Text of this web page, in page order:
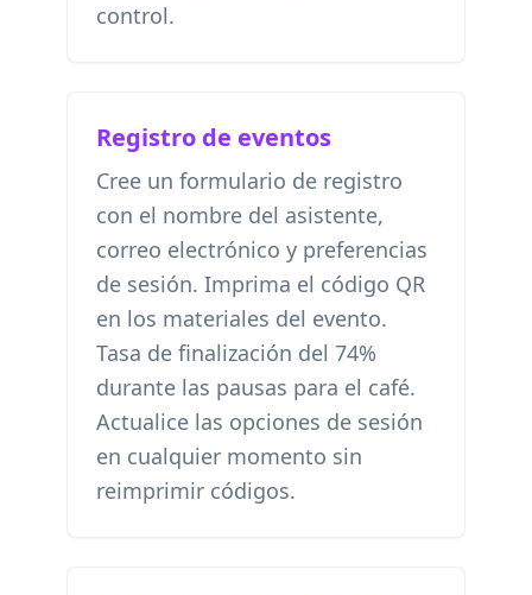
control.
Registro de eventos
Cree un formulario de registro
con el nombre del asistente,
correo electrónico y preferencias
de sesión. Imprima el código QR
en los materiales del evento.
Tasa de finalización del 74%
durante las pausas para el café.
Actualice las opciones de sesión
en cualquier momento sin
reimprimir códigos.